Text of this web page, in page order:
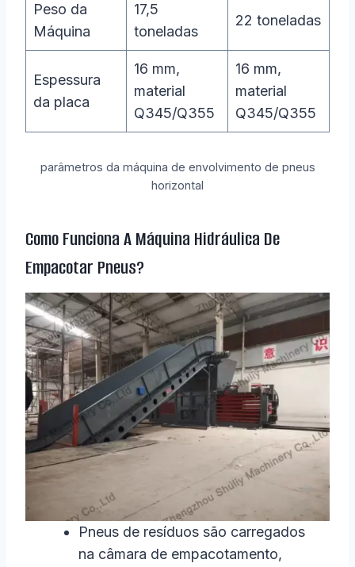
Peso da
Máquina
17,5
toneladas
22 toneladas
Espessura
da placa
16 mm,
material
Q345/Q355
16 mm,
material
Q345/Q355
parâmetros da máquina de envolvimento de pneus
horizontal
Como Funciona A Máquina Hidráulica De
Empacotar Pneus?
Pneus de resíduos são carregados
na câmara de empacotamento,